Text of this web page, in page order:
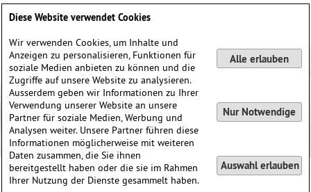
Diese Website verwendet Cookies
Wir verwenden Cookies, um Inhalte und
Anzeigen zu personalisieren, Funktionen für
soziale Medien anbieten zu können und die
Zugriffe auf unsere Website zu analysieren.
Ausserdem geben wir Informationen zu Ihrer
Verwendung unserer Website an unsere
Partner für soziale Medien, Werbung und
Analysen weiter. Unsere Partner führen diese
Informationen möglicherweise mit weiteren
Daten zusammen, die Sie ihnen
bereitgestellt haben oder die sie im Rahmen
Ihrer Nutzung der Dienste gesammelt haben.
Alle erlauben
Nur Notwendige
Auswahl erlauben